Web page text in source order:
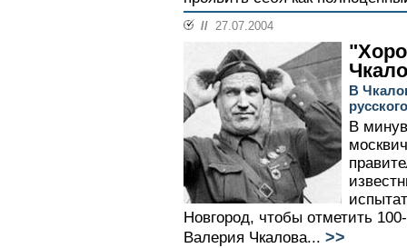
// 27.07.2004
В
В
Новгород, чтобы отметить
Валерия Чкалова... >>